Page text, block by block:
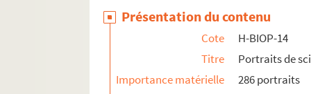
Présentation du contenu
Cote
H-BIOP-14
Titre
Portraits de
Importance matérielle
286 portraits